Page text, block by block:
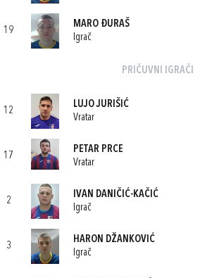
19
MARO ĐURAŠ
Igrač
PRIČUVNI IGRAČI
12
LUJO JURIŠIĆ
Vratar
17
PETAR PRCE
Vratar
2
IVAN DANIČIĆ-KAČIĆ
Igrač
3
HARON DŽANKOVIĆ
Igrač